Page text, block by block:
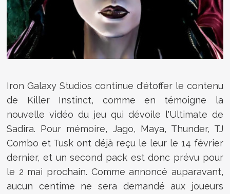
Iron Galaxy Studios continue d'étoffer le contenu
de Killer Instinct, comme en témoigne la
nouvelle vidéo du jeu qui dévoile l'Ultimate de
Sadira. Pour mémoire, Jago, Maya, Thunder, TJ
Combo et Tusk ont déjà reçu le leur le 14 février
dernier, et un second pack est donc prévu pour
le 2 mai prochain. Comme annoncé auparavant,
aucun centime ne sera demandé aux joueurs